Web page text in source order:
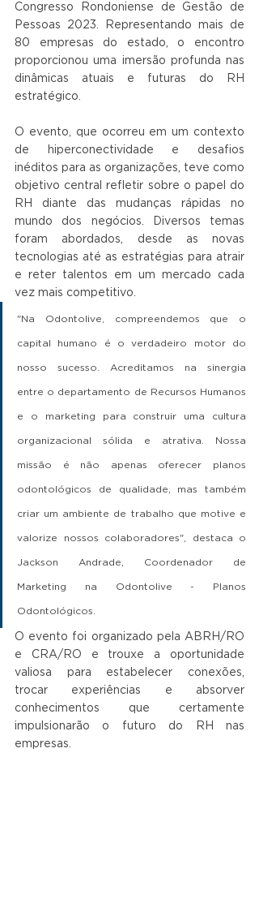
Congresso Rondoniense de Gestão de
Pessoas 2023. Representando mais de
80 empresas do estado, o encontro
proporcionou uma imersão profunda nas
dinâmicas atuais e futuras do RH
estratégico.
O evento, que ocorreu em um contexto
de hiperconectividade e desafios
inéditos para as organizações, teve como
objetivo central refletir sobre o papel do
RH diante das mudanças rápidas no
mundo dos negócios. Diversos temas
foram abordados, desde as novas
tecnologias até as estratégias para atrair
e reter talentos em um mercado cada
vez mais competitivo.
"Na Odontolive, compreendemos que o
capital humano é o verdadeiro motor do
nosso sucesso. Acreditamos na sinergia
entre o departamento de Recursos Humanos
e o marketing para construir uma cultura
organizacional sólida e atrativa. Nossa
missão é não apenas oferecer planos
odontológicos de qualidade, mas também
criar um ambiente de trabalho que motive e
valorize nossos colaboradores", destaca o
Jackson Andrade, Coordenador de
Marketing na Odontolive - Planos
Odontológicos.
O evento foi organizado pela ABRH/RO
e CRA/RO e trouxe a oportunidade
valiosa para estabelecer conexões,
trocar experiências e absorver
conhecimentos que certamente
impulsionarão o futuro do RH nas
empresas.